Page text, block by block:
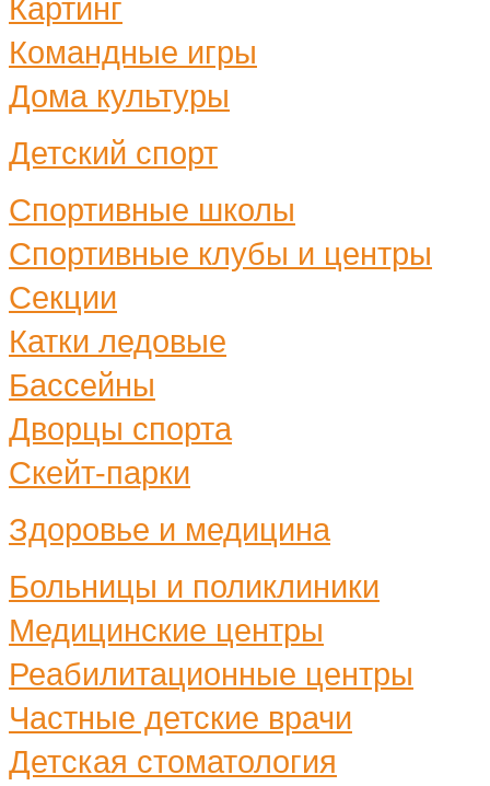
Картинг
Командные игры
Дома культуры
Детский спорт
Спортивные школы
Спортивные клубы и центры
Секции
Катки ледовые
Бассейны
Дворцы спорта
Скейт-парки
Здоровье и медицина
Больницы и поликлиники
Медицинские центры
Реабилитационные центры
Частные детские врачи
Детская стоматология